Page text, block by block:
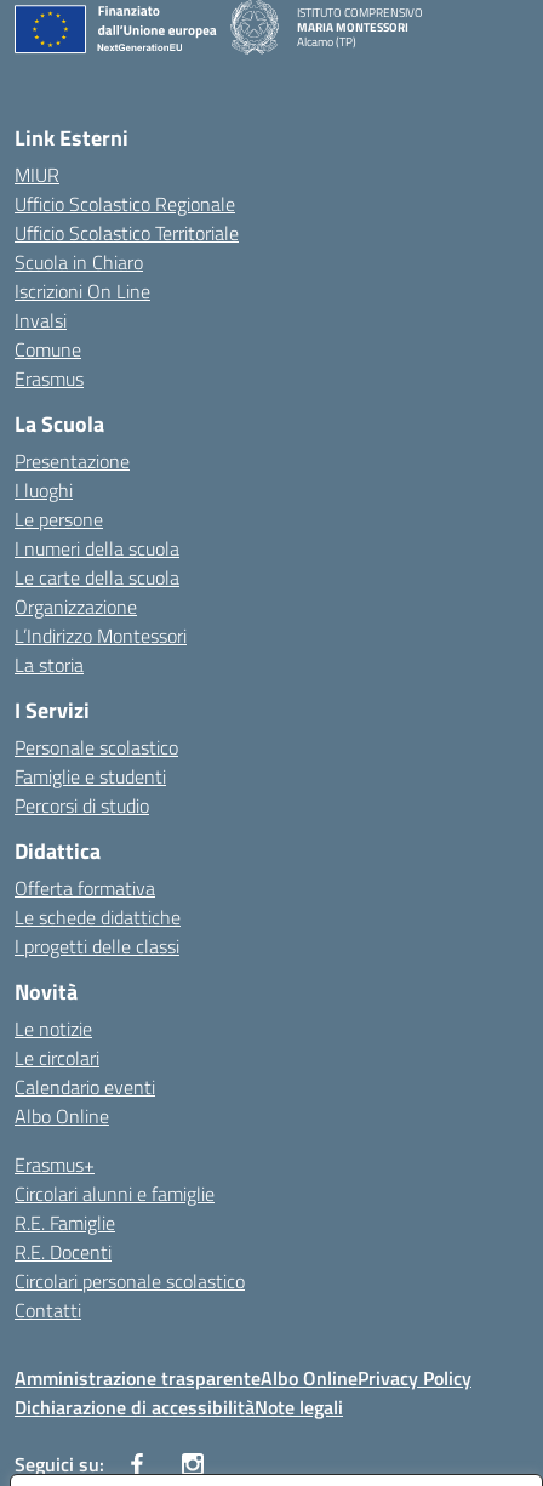
ISTITUTO COMPRENSIVO
MARIA MONTESSORI
Alcamo (TP)
Link Esterni
MIUR
Ufficio Scolastico Regionale
Ufficio Scolastico Territoriale
Scuola in Chiaro
Iscrizioni On Line
Invalsi
Comune
Erasmus
La Scuola
Presentazione
I luoghi
Le persone
I numeri della scuola
Le carte della scuola
Organizzazione
L’Indirizzo Montessori
La storia
I Servizi
Personale scolastico
Famiglie e studenti
Percorsi di studio
Didattica
Offerta formativa
Le schede didattiche
I progetti delle classi
Novità
Le notizie
Le circolari
Calendario eventi
Albo Online
Erasmus+
Circolari alunni e famiglie
R.E. Famiglie
R.E. Docenti
Circolari personale scolastico
Contatti
Amministrazione trasparenteAlbo OnlinePrivacy Policy
Dichiarazione di accessibilitàNote legali
Seguici su: